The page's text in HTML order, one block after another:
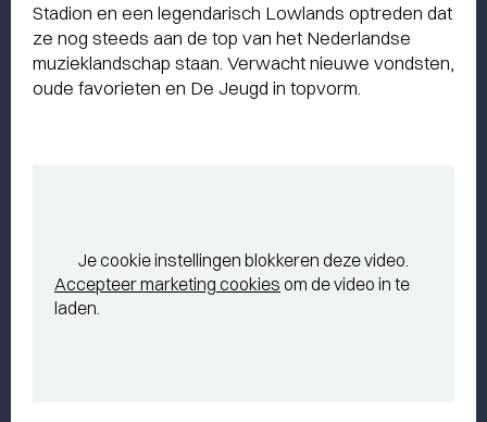
Stadion en een legendarisch Lowlands optreden dat
ze nog steeds aan de top van het Nederlandse
muzieklandschap staan. Verwacht nieuwe vondsten,
oude favorieten en De Jeugd in topvorm.
Je cookie instellingen blokkeren deze video.
Accepteer marketing cookies om de video in te
laden.